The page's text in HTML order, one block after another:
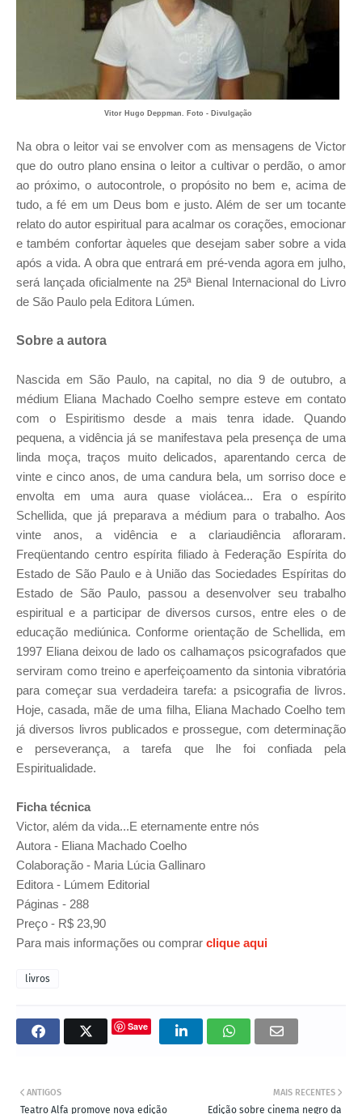
Vitor Hugo Deppman. Foto - Divulgação
Na obra o leitor vai se envolver com as mensagens de Victor
que do outro plano ensina o leitor a cultivar o perdão, o amor
ao próximo, o autocontrole, o propósito no bem e, acima de
tudo, a fé em um Deus bom e justo. Além de ser um tocante
relato do autor espiritual para acalmar os corações, emocionar
e também confortar àqueles que desejam saber sobre a vida
após a vida. A obra que entrará em pré-venda agora em julho,
será lançada oficialmente na 25ª Bienal Internacional do Livro
de São Paulo pela Editora Lúmen.
Sobre a autora
Nascida em São Paulo, na capital, no dia 9 de outubro, a
médium Eliana Machado Coelho sempre esteve em contato
com o Espiritismo desde a mais tenra idade. Quando
pequena, a vidência já se manifestava pela presença de uma
linda moça, traços muito delicados, aparentando cerca de
vinte e cinco anos, de uma candura bela, um sorriso doce e
envolta em uma aura quase violácea... Era o espírito
Schellida, que já preparava a médium para o trabalho. Aos
vinte anos, a vidência e a clariaudiência afloraram.
Freqüentando centro espírita filiado à Federação Espírita do
Estado de São Paulo e à União das Sociedades Espíritas do
Estado de São Paulo, passou a desenvolver seu trabalho
espiritual e a participar de diversos cursos, entre eles o de
educação mediúnica. Conforme orientação de Schellida, em
1997 Eliana deixou de lado os calhamaços psicografados que
serviram como treino e aperfeiçoamento da sintonia vibratória
para começar sua verdadeira tarefa: a psicografia de livros.
Hoje, casada, mãe de uma filha, Eliana Machado Coelho tem
já diversos livros publicados e prossegue, com determinação
e perseverança, a tarefa que lhe foi confiada pela
Espiritualidade.
Ficha técnica
Victor, além da vida...E eternamente entre nós
Autora - Eliana Machado Coelho
Colaboração - Maria Lúcia Gallinaro
Editora - Lúmem Editorial
Páginas - 288
Preço - R$ 23,90
Para mais informações ou comprar clique aqui
livros
Save
MAIS RECENTES
Edição sobre cinema negro da
ANTIGOS
Teatro Alfa promove nova edição